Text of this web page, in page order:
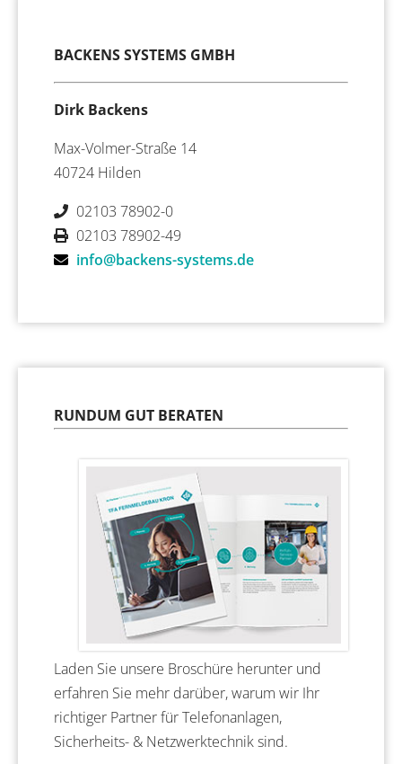
BACKENS SYSTEMS GMBH
Dirk Backens
Max-Volmer-Straße 14
40724 Hilden
02103 78902-0
02103 78902-49
info@backens-systems.de
RUNDUM GUT BERATEN
Laden Sie unsere Broschüre herunter und
erfahren Sie mehr darüber, warum wir Ihr
richtiger Partner für Telefonanlagen,
Sicherheits- & Netzwerktechnik sind.